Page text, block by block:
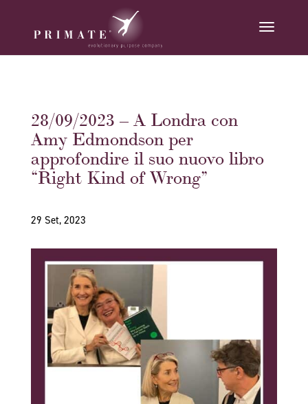
28/09/2023 – A Londra con
Amy Edmondson per
approfondire il suo nuovo libro
“Right Kind of Wrong”
29 Set, 2023